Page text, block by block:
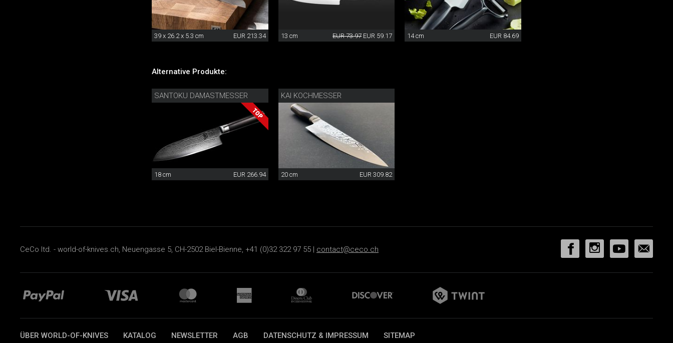
39 x 26.2 x 5.3 cm EUR 213.34 13 cm EUR 73.97 EUR 59.17 14 cm EUR 84.69
Alternative Produkte:
SANTOKU DAMASTMESSER
18 cm EUR 266.94
KAI KOCHMESSER
20 cm EUR 309.82
CeCo ltd. - world-of-knives.ch, Neuengasse 5, CH-2502 Biel-Bienne, +41 (0)32 322 97 55 | contact@ceco.ch
ÜBER WORLD-OF-KNIVES KATALOG NEWSLETTER AGB DATENSCHUTZ & IMPRESSUM SITEMAP